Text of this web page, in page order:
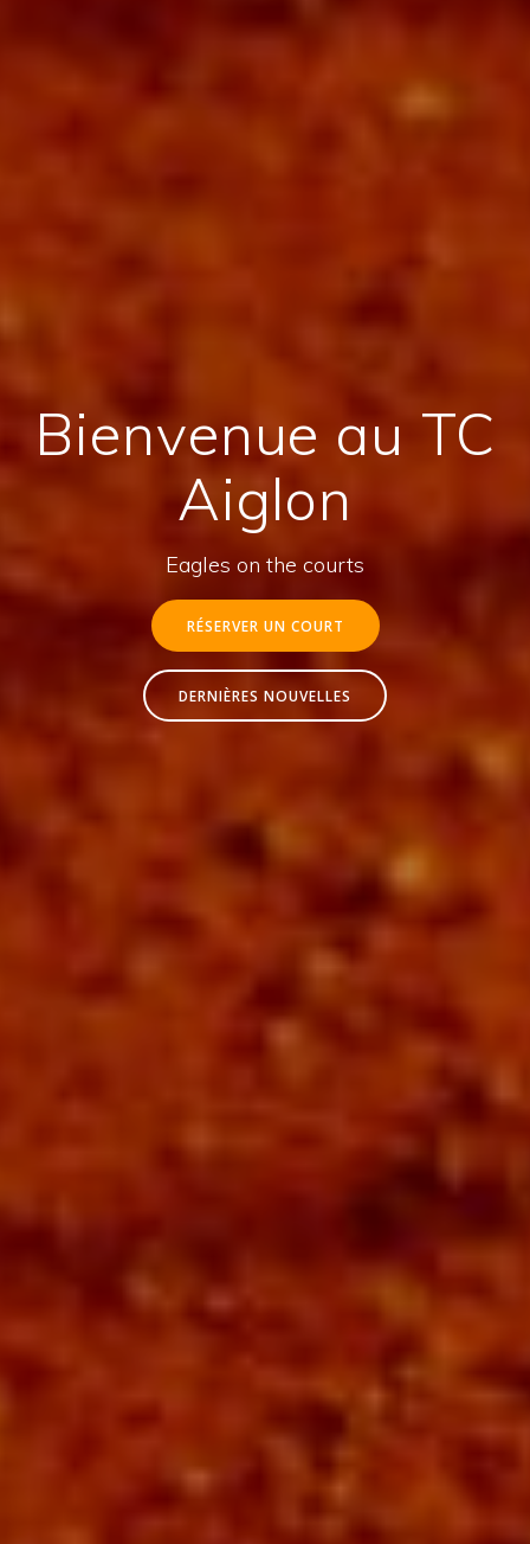
Bienvenue au TC
Aiglon
Eagles on the courts
RÉSERVER UN COURT
DERNIÈRES NOUVELLES